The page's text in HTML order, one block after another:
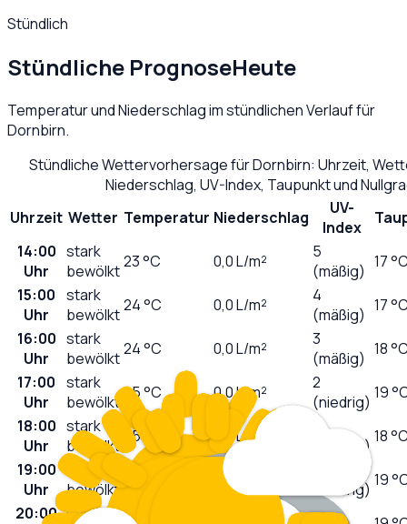
Stündlich
Stündliche PrognoseHeute
Temperatur und Niederschlag im stündlichen Verlauf für
Dornbirn.
Stündliche Wettervorhersage fürDornbirn: Uhrzeit,
Niederschlag, UV-Index, Taupunkt und
Uhrzeit Wetter Temperatur Niederschlag
UV-
Index
14:00
Uhr
stark
bewölkt23°C 0,0L/m²
5
(mäßig) 17
15:00
Uhr
stark
bewölkt24°C 0,0L/m²
4
(mäßig) 17
16:00
Uhr
stark
bewölkt24°C 0,0L/m²
3
(mäßig) 18
17:00
Uhr
stark
bewölkt 25°C 0,0L/m²
2
(niedrig) 19
18:00
Uhr
stark
bewölkt 25°C L/m²
(niedrig)18
19:00
Uhr
bewölkt
0,0
(niedrig) 19
20:00 stark
0